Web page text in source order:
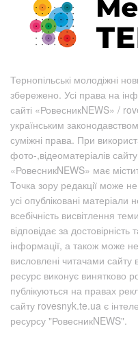
Тернопільські молодіжні
збережено. Усі права на
сайті «РовесникNEWS» /
українським
суміжні права. При
фото-,відеоматеріалів
«РовесникNEWS» має
Точка зору редакції може
усі опубліковані матеріали
всебічність висвітлення
відповідає за
інформації, а також може
висловлені читачами
ресурс виконує винятково
публікуються на правах
сайту rovesnyk.te.ua є
ресурсу "РовесникNEWS".